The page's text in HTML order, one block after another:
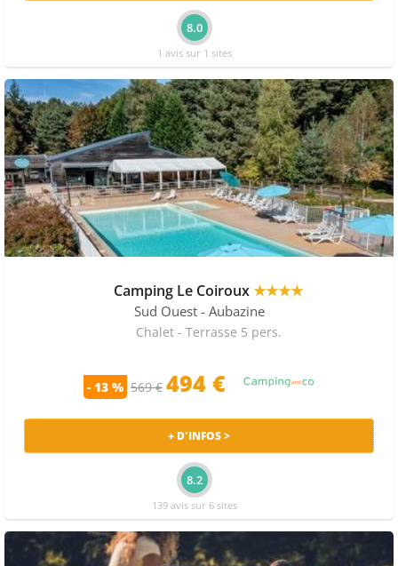
8.0
1 avis sur 1 sites
Camping Le Coiroux★★★★
Sud Ouest - Aubazine
Chalet - Terrasse 5 pers.
- 13 % 569 € 494 €
+ D'INFOS >
8.2
139 avis sur 6 sites